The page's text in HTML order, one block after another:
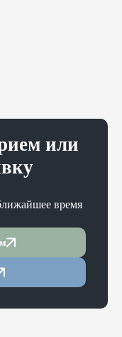
или
время